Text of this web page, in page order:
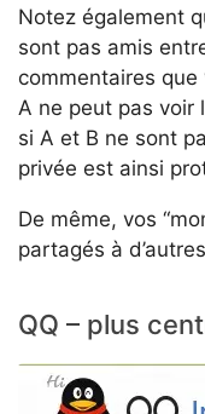
Notez également
sont pas amis
commentaires que
A ne peut pas voir
si A et B ne sont
privée est ainsi
De même, vos
partagés à
QQ – plus